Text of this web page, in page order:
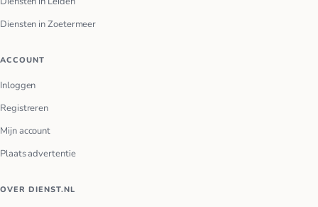
Diensten in Zoetermeer
ACCOUNT
Inloggen
Registreren
Mijn account
Plaats advertentie
OVER DIENST.NL